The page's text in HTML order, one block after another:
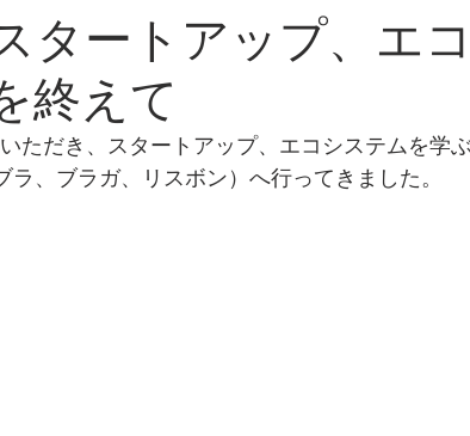
カッションするfactori
タートアップ、エ
終えて
ただき、スタートアップ、エコシステムを学
、ブラガ、リスボン）へ行ってきました。